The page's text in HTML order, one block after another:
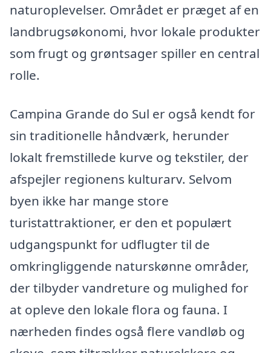
naturoplevelser. Området er præget af en
landbrugsøkonomi, hvor lokale produkter
som frugt og grøntsager spiller en central
rolle.
Campina Grande do Sul er også kendt for
sin traditionelle håndværk, herunder
lokalt fremstillede kurve og tekstiler, der
afspejler regionens kulturarv. Selvom
byen ikke har mange store
turistattraktioner, er den et populært
udgangspunkt for udflugter til de
omkringliggende naturskønne områder,
der tilbyder vandreture og mulighed for
at opleve den lokale flora og fauna. I
nærheden findes også flere vandløb og